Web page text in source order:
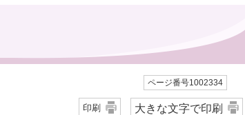
ページ番号1002334
印刷 大きな文字で印刷